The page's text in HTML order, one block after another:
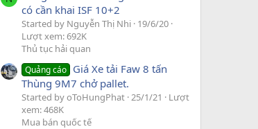
có cần khai ISF 10+2
Started by Nguyễn Thị Nhi 19/6/20
Lượt xem: 692K
Thủ tục hải quan
Quảng cáo Giá Xe tải Faw 8 tấn
Thùng 9M7 chở pallet.
Started by oToHungPhat 25/1/21
Lượt
xem: 468K
Mua bán quốc tế